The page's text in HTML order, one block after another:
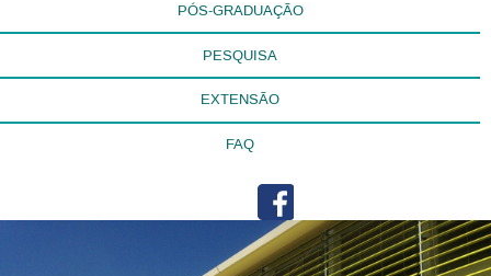
PÓS-GRADUAÇÃO
PESQUISA
EXTENSÃO
FAQ